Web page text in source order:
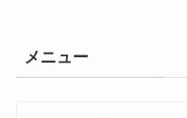
メニュー